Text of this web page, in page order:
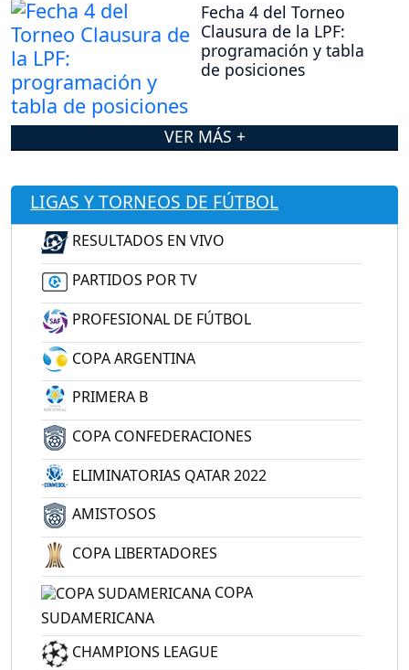
Fecha 4 del Torneo
Clausura de la LPF:
programación y tabla
de posiciones
VER MÁS +
LIGAS Y TORNEOS DE FÚTBOL
RESULTADOS EN VIVO
PARTIDOS POR TV
PROFESIONAL DE FÚTBOL
COPA ARGENTINA
PRIMERA B
COPA CONFEDERACIONES
ELIMINATORIAS QATAR 2022
AMISTOSOS
COPA LIBERTADORES
COPA
SUDAMERICANA
CHAMPIONS LEAGUE